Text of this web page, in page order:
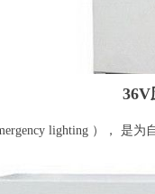
36V
lighting ）， 是